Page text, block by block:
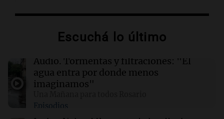
Más de 1.300 vuelos cancelados en Shanghái
02:03 Tecnología
Airbnb acelera el lanzamiento de funciones
gracias a la inteligencia artificial en su
búsqueda
Escuchá lo último
Audio. Tormentas y filtraciones: "El
agua entra por donde menos
imaginamos"
Episodios